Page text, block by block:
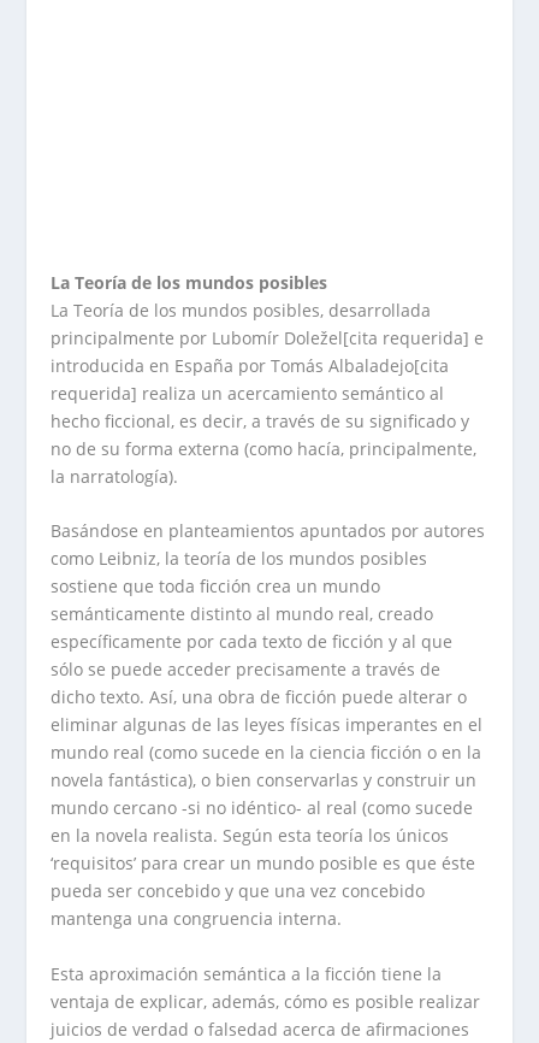
La Teoría de los mundos posibles
La Teoría de los mundos posibles, desarrollada
principalmente por Lubomír Doležel[cita requerida] e
introducida en España por Tomás Albaladejo[cita
requerida] realiza un acercamiento semántico al
hecho ficcional, es decir, a través de su significado y
no de su forma externa (como hacía, principalmente,
la narratología).
Basándose en planteamientos apuntados por autores
como Leibniz, la teoría de los mundos posibles
sostiene que toda ficción crea un mundo
semánticamente distinto al mundo real, creado
específicamente por cada texto de ficción y al que
sólo se puede acceder precisamente a través de
dicho texto. Así, una obra de ficción puede alterar o
eliminar algunas de las leyes físicas imperantes en el
mundo real (como sucede en la ciencia ficción o en la
novela fantástica), o bien conservarlas y construir un
mundo cercano -si no idéntico- al real (como sucede
en la novela realista. Según esta teoría los únicos
‘requisitos’ para crear un mundo posible es que éste
pueda ser concebido y que una vez concebido
mantenga una congruencia interna.
Esta aproximación semántica a la ficción tiene la
ventaja de explicar, además, cómo es posible realizar
juicios de verdad o falsedad acerca de afirmaciones